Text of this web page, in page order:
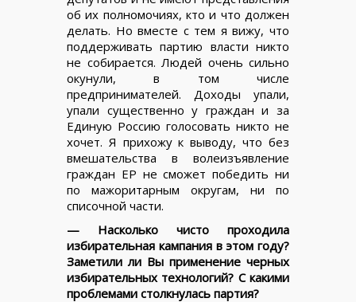
об их полномочиях, кто и что должен
делать. Но вместе с тем я вижу, что
поддерживать партию власти никто
не собирается. Людей очень сильно
окунули, в том числе
предпринимателей. Доходы упали,
упали существенно у граждан и за
Единую Россию голосовать никто не
хочет. Я прихожу к выводу, что без
вмешательства в волеизъявление
граждан ЕР не сможет победить ни
по мажоритарным округам, ни по
списочной части.
— Насколько чисто проходила
избирательная кампания в этом году?
Заметили ли Вы применение черных
избирательных технологий? С какими
проблемами столкнулась партия?